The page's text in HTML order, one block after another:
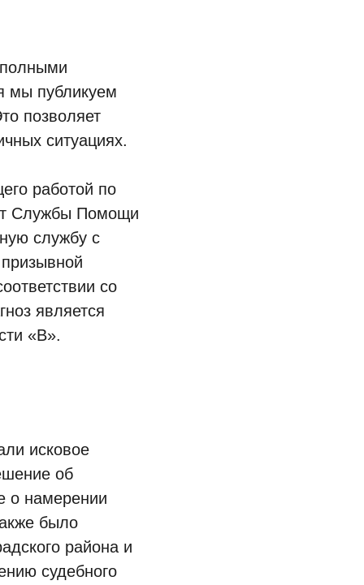
мы публикуем
позволяет
ситуациях.
работой по
Службы Помощи
службу с
со
является
«В».
исковое
об
о намерении
было
района и
судебного